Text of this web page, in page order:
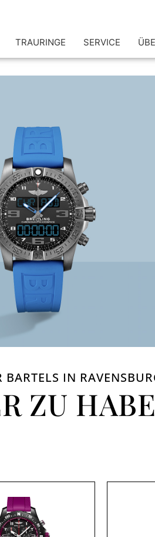
TRAURINGE SERVICE
IN
ZU